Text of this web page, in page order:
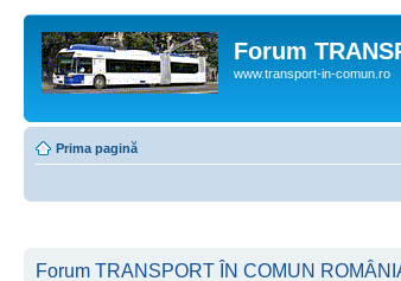
Forum
www.transport-in-comun.ro
Prima pagină
Forum TRANSPORT ÎN COMUN